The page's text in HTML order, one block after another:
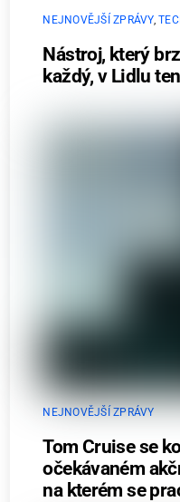
NEJNOVĚJŠÍ ZPRÁVY,
Nástroj, který
každý, v Lidlu
NEJNOVĚJŠÍ ZPRÁVY
Tom Cruise se
očekávaném
na kterém se